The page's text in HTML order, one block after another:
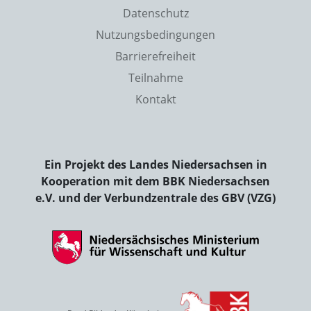
Datenschutz
Nutzungsbedingungen
Barrierefreiheit
Teilnahme
Kontakt
Ein Projekt des Landes Niedersachsen in
Kooperation mit dem BBK Niedersachsen
e.V. und der Verbundzentrale des GBV (VZG)